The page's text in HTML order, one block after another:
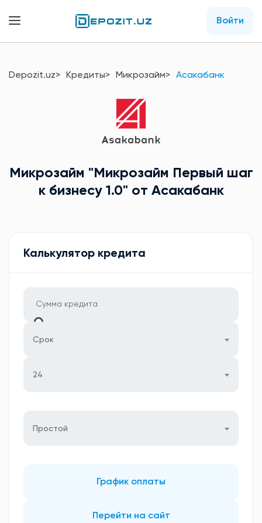
Войти
Depozit.uz Кредиты Микрозайм Асакабанк
Микрозайм "Микрозайм Первый шаг
к бизнесу 1.0" от Асакабанк
Калькулятор кредита
Срок
24
Простой
График оплаты
Перейти на сайт